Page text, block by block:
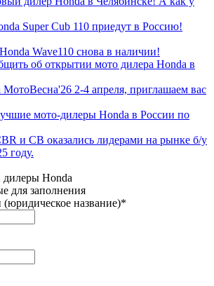
Super Cub 110 приедут в Россию!
Wave110 снова в наличии!
об открытии мото дилера Honda в
МотоВесна'26 2-4 апреля, приглашаем вас
мото-дилеры Honda в России по
и CB оказались лидерами на рынке б/у
году.
дилеры Honda
для заполнения
название)*